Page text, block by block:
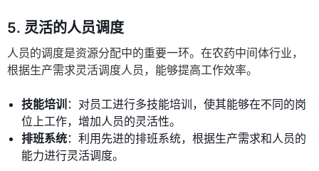
5. 灵活的人员调度
人员的调度是资源分配中的重要一环。在农药中间体行业，
根据生产需求灵活调度人员，能够提高工作效率。
技能培训 ：对员工进行多技能培训，使其能够在不同的岗
位上工作，增加人员的灵活性。
排班系统：利用先进的排班系统，根据生产需求和人员的
能力进行灵活调度。